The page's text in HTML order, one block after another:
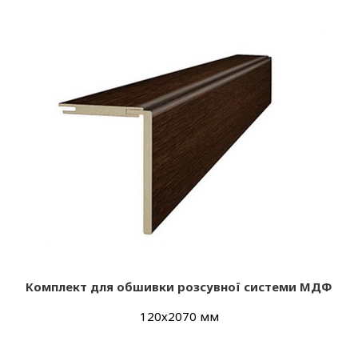
Комплект для обшивки розсувної системи МДФ
120х2070 мм